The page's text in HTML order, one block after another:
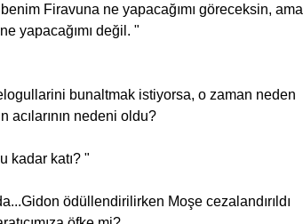
Firavuna ne yapacağımı göreceksin, ama
yapacağımı değil. "
nedeni oldu?
kadar katı? "